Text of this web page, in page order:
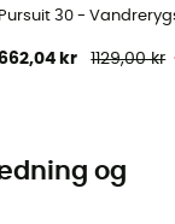
Pursuit 30 -
kr 1129,00 kr
og